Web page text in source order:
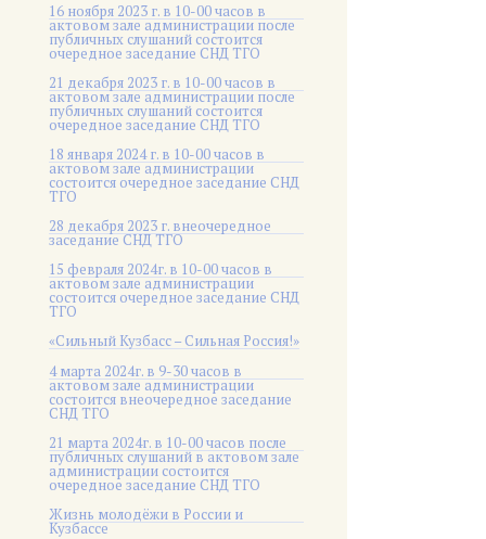
16 ноября 2023 г. в 10-00 часов в
актовом зале администрации после
публичных слушаний состоится
очередное заседание СНД ТГО
21 декабря 2023 г. в 10-00 часов в
актовом зале администрации после
публичных слушаний состоится
очередное заседание СНД ТГО
18 января 2024 г. в 10-00 часов в
актовом зале администрации
состоится очередное заседание СНД
ТГО
28 декабря 2023 г. внеочередное
заседание СНД ТГО
15 февраля 2024г. в 10-00 часов в
актовом зале администрации
состоится очередное заседание СНД
ТГО
«Сильный Кузбасс – Сильная Россия!»
4 марта 2024г. в 9-30 часов в
актовом зале администрации
состоится внеочередное заседание
СНД ТГО
21 марта 2024г. в 10-00 часов после
публичных слушаний в актовом зале
администрации состоится
очередное заседание СНД ТГО
Жизнь молодёжи в России и
Кузбассе